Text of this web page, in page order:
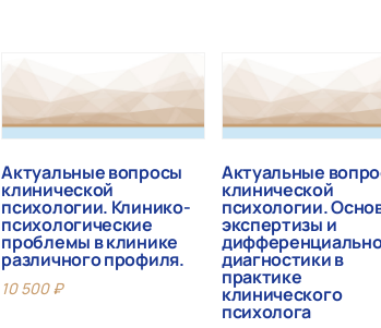
Актуальные вопросы
клинической
психологии. Клинико-
психологические
проблемы в клинике
различного профиля.
10 500₽
Актуальные
клинической
психологии.
экспертизы и
диагностики в
практике
клинического
психолога